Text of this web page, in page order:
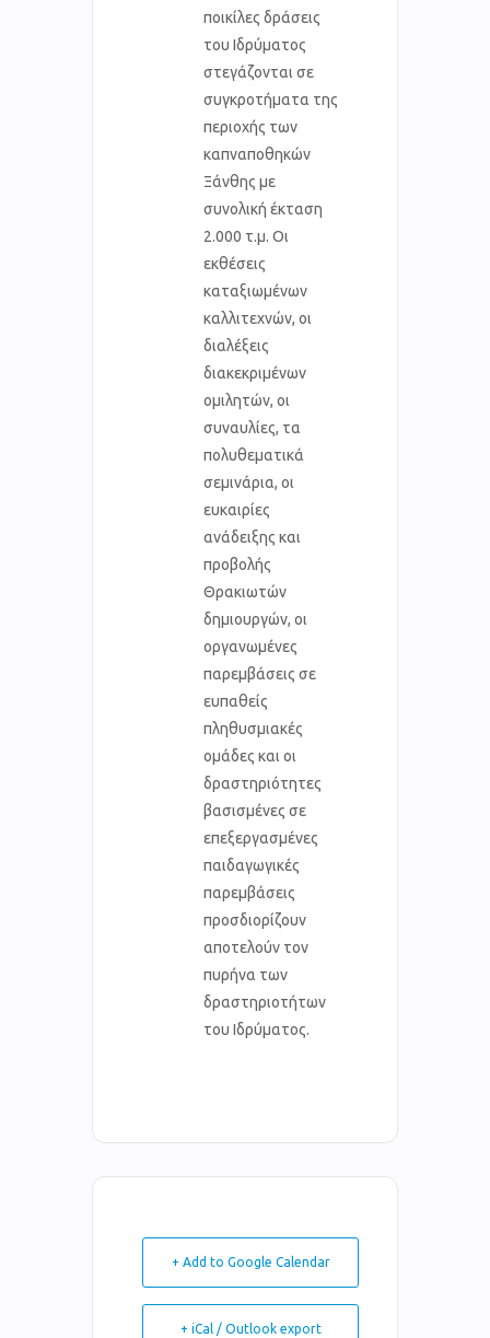
ποικίλες δράσεις
του Ιδρύματος
στεγάζονται σε
συγκροτήματα της
περιοχής των
καπναποθηκών
Ξάνθης με
συνολική έκταση
2.000 τ.μ. Οι
εκθέσεις
καταξιωμένων
καλλιτεχνών, οι
διαλέξεις
διακεκριμένων
ομιλητών, οι
συναυλίες, τα
πολυθεματικά
σεμινάρια, οι
ευκαιρίες
ανάδειξης και
προβολής
Θρακιωτών
δημιουργών, οι
οργανωμένες
παρεμβάσεις σε
ευπαθείς
πληθυσμιακές
ομάδες και οι
δραστηριότητες
βασισμένες σε
επεξεργασμένες
παιδαγωγικές
παρεμβάσεις
προσδιορίζουν
αποτελούν τον
πυρήνα των
δραστηριοτήτων
του Ιδρύματος.
+ Add to Google Calendar
+ iCal / Outlook export